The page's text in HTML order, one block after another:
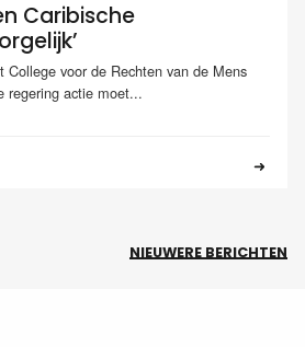
Caribische
College voor de Rechten van de Mens
regering actie moet...
NIEUWERE BERICHTEN